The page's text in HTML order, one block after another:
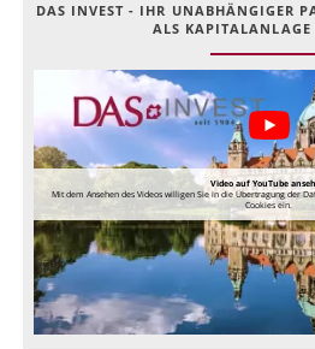
DAS INVEST - IHR UNABHÄNGIGER
ALS KAPITALANLAGE
Video auf YouTube
Mit dem Ansehen des Videos willigen Sie in die Übertragung der
Cookies ein.